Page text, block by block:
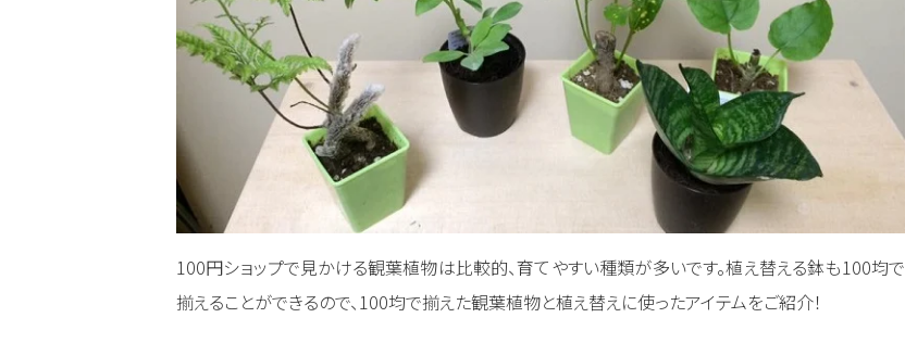
100円ショップで見かける観葉植物は比較的、育てやすい種類が多いです。植え替える鉢も100均で
揃えることができるので、100均で揃えた観葉植物と植え替えに使ったアイテムをご紹介！